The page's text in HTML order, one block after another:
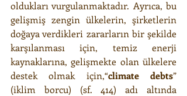
oldukları vurgulanmaktadır. Ayrıca, bu
gelişmiş zengin ülkelerin, şirketlerin
doğaya verdikleri zararların bir şekilde
karşılanması için, temiz enerji
kaynaklarına, gelişmekte olan ülkelere
destek olmak için,“climate debts”
(iklim borcu) (sf. 414) adı altında